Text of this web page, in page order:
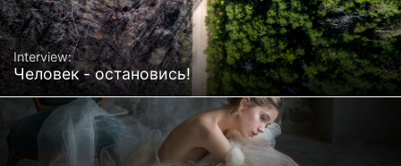
Interview:
Человек - остановись!